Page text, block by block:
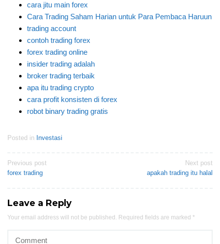
cara jitu main forex
Cara Trading Saham Harian untuk Para Pembaca Haruun
trading account
contoh trading forex
forex trading online
insider trading adalah
broker trading terbaik
apa itu trading crypto
cara profit konsisten di forex
robot binary trading gratis
Posted in Investasi
Post
navigation
Previous post
forex trading
Next post
apakah trading itu halal
Leave a Reply
Your email address will not be published. Required fields are marked *